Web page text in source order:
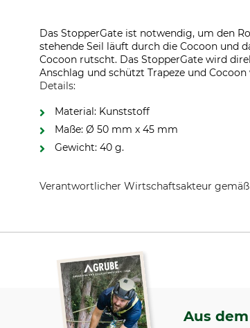
Das StopperGate ist notwendig, um den
stehende Seil läuft durch die Cocoon und
Cocoon rutscht. Das StopperGate wird
Anschlag und schützt Trapeze und
Details:
Material: Kunststoff
Maße: Ø 50 mm x 45 mm
Gewicht: 40 g.
Verantwortlicher Wirtschaftsakteur
Aus